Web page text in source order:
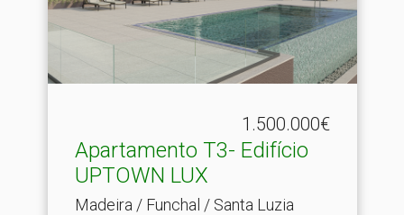
1.500.000€
Apartamento T3- Edifício
UPTOWN LUX
Madeira / Funchal / Santa Luzia